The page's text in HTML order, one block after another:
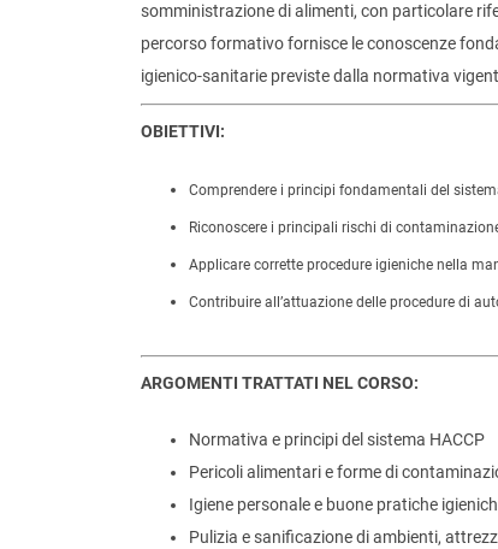
somministrazione di alimenti, con particolare
percorso formativo fornisce le conoscenze
igienico-sanitarie previste dalla normativa
OBIETTIVI:
Comprendere i principi fondamentali del
Riconoscere i principali rischi di
Applicare corrette procedure igieniche nella
Contribuire all’attuazione delle procedure di
ARGOMENTI TRATTATI NEL CORSO:
Normativa e principi del sistema HACCP
Pericoli alimentari e forme di
Igiene personale e buone pratiche
Pulizia e sanificazione di ambienti,